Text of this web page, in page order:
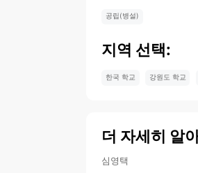
공립(병설)
지역 선택:
한국 학교 강원도 학교
더 자세히 알
심영택